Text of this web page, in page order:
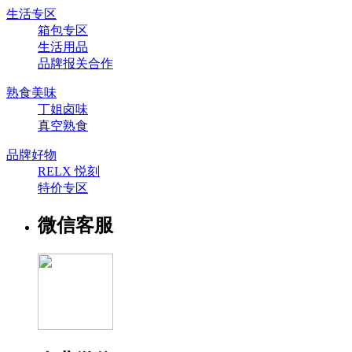
生活专区
箱包专区
生活用品
品牌报关合作
熟食美味
丁姐卤味
真空熟食
品牌好物
RELX 悦刻
特价专区
微信客服